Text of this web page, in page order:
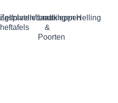
Laadkleppen
Zelfnivellerende
heftafels
Leuningen
&
Poorten
Helling